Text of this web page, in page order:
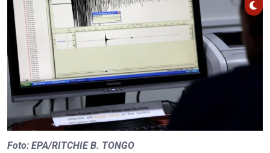
Foto: EPA/RITCHIE B. TONGO